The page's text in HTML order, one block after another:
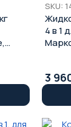
SKU:
4 в 1
3